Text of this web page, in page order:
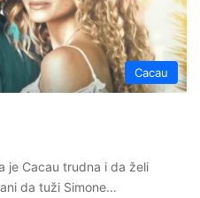
Cacau
je Cacau trudna i da želi
da tuži Simone…